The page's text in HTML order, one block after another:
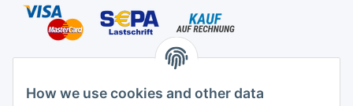
How we use cookies and other data